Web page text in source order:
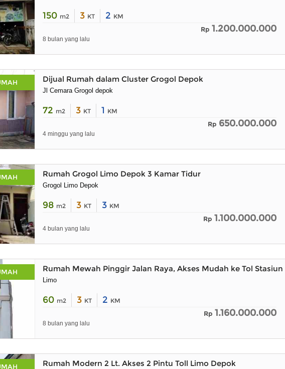
150 m2 3 KT 2 KM
Rp 1.200.000.000
8 bulan yang lalu
Dijual Rumah dalam Cluster Grogol Depok
Jl Cemara Grogol depok
72 m2 3 KT 1 KM
Rp 650.000.000
4 minggu yang lalu
Rumah Grogol Limo Depok 3 Kamar Tidur
Grogol Limo Depok
98 m2 3 KT 3 KM
Rp 1.100.000.000
4 bulan yang lalu
Rumah Mewah Pinggir Jalan Raya, Akses Mudah ke Tol Stasiun
Limo
60 m2 3 KT 2 KM
Rp 1.160.000.000
8 bulan yang lalu
Rumah Modern 2 Lt. Akses 2 Pintu Toll Limo Depok